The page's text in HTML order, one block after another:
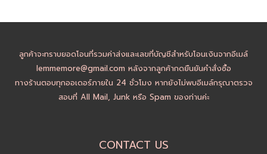
ลูกค้าจะทราบยอดโอนที่รวมค่าส่งและเลขที่บัญชีสำหรับโอนเงินจากอีเมล์
lemmemore@gmail.com หลังจากลูกค้ากดยืนยันคำสั่งซื้อ
ทางร้านตอบทุกออเดอร์ภายใน 24 ชั่วโมง หากยังไม่พบอีเมล์กรุณาตรวจ
สอบที่ All Mail, Junk หรือ Spam ของท่านค่ะ
CONTACT US